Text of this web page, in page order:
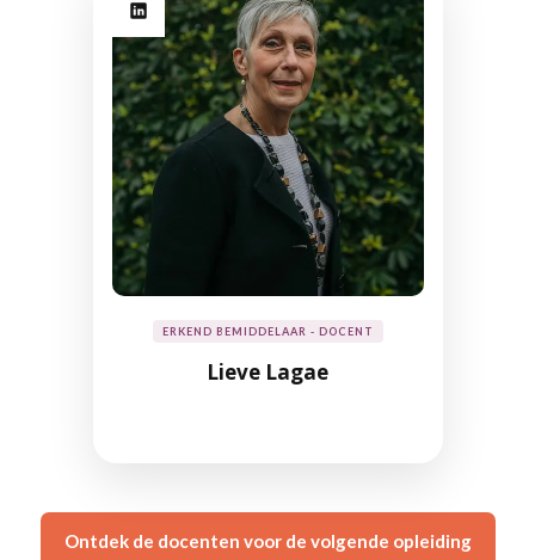
ERKEND BEMIDDELAAR - DOCENT
Lieve Lagae
Ontdek de docenten voor de volgende opleiding